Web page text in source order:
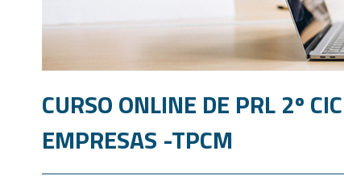
CURSO ONLINE DE PRL 2º
EMPRESAS -TPCM